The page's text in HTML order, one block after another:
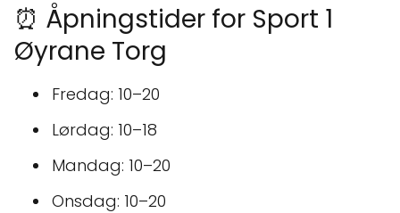
⏰ Åpningstider for Sport 1
Øyrane Torg
Fredag: 10–20
Lørdag: 10–18
Mandag: 10–20
Onsdag: 10–20